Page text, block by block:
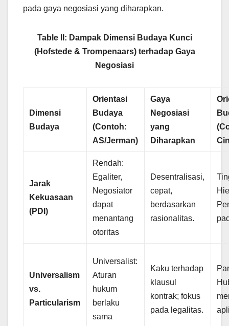
pada gaya negosiasi yang diharapkan.
Table II: Dampak Dimensi Budaya Kunci
(Hofstede & Trompenaars) terhadap Gaya
Negosiasi
Dimensi
Budaya
Orientasi
Budaya
(Contoh:
AS/Jerman)
Gaya
Negosiasi
yang
Diharapkan
Jarak
Kekuasaan
(PDI)
Rendah:
Egaliter,
Negosiator
dapat
menantang
otoritas
Desentralisasi,
cepat,
berdasarkan
rasionalitas.
Universalism
vs.
Particularism
Universalist:
Aturan
hukum
berlaku
sama
Kaku terhadap
klausul
kontrak; fokus
pada legalitas.